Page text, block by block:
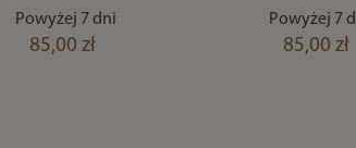
Powyżej 7 dni
85,00 zł
Powyżej 7
85,00 zł